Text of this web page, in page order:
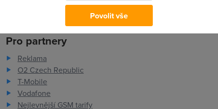
Ochrana osobních údajů
Recenze dsl.cz
Pro partnery
Reklama
O2 Czech Republic
T-Mobile
Vodafone
Nejlevnější GSM tarify
Povolit vše